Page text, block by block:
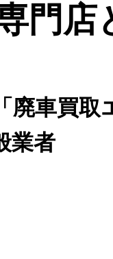
門店
廃車買取
業者